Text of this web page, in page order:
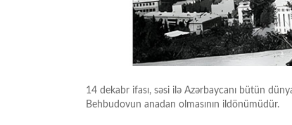
14 dekabr ifası, səsi ilə Azərbaycanı bütün
Behbudovun anadan olmasının ildönümüdür.